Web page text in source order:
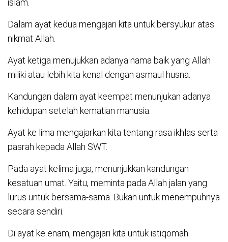
islam.
Dalam ayat kedua mengajari kita untuk bersyukur atas
nikmat Allah.
Ayat ketiga menujukkan adanya nama baik yang Allah
miliki atau lebih kita kenal dengan asmaul husna.
Kandungan dalam ayat keempat menunjukan adanya
kehidupan setelah kematian manusia.
Ayat ke lima mengajarkan kita tentang rasa ikhlas serta
pasrah kepada Allah SWT.
Pada ayat kelima juga, menunjukkan kandungan
kesatuan umat. Yaitu, meminta pada Allah jalan yang
lurus untuk bersama-sama. Bukan untuk menempuhnya
secara sendiri.
Di ayat ke enam, mengajari kita untuk istiqomah.